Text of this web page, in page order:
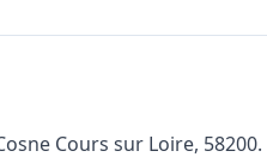
Cours sur Loire,